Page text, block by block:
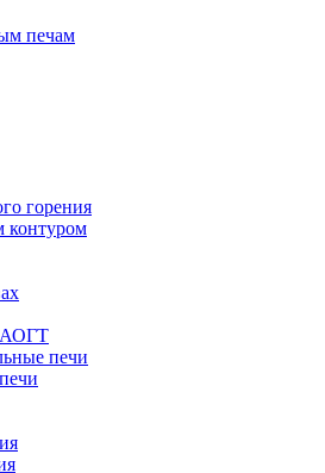
печам
горения
контуром
АОГТ
печи